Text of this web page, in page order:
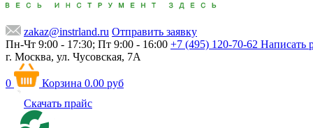
zakaz@instrland.ru Отправить заявку
Пн-Чт 9:00 - 17:30; Пт 9:00 - 16:00 +7 (495) 120-70-62 Написать
г. Москва, ул. Чусовская, 7А
0 Корзина 0.00 руб
Скачать прайс